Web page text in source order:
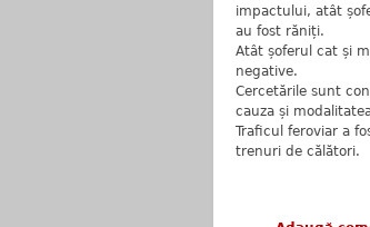
impactului, atât
au fost răniți.
Atât șoferul cat și
negative.
Cercetările sunt
cauza și
Traficul feroviar a
trenuri de călători.